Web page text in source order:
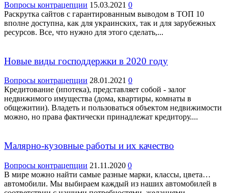
Вопросы контрацепции 15.03.2021 0
Раскрутка сайтов с гарантированным выводом в ТОП 10
вполне доступна, как для украинских, так и для зарубежных
ресурсов. Все, что нужно для этого сделать,...
Новые виды господдержки в 2020 году
Вопросы контрацепции 28.01.2021 0
Кредитование (ипотека), представляет собой - залог
недвижимого имущества (дома, квартиры, комнаты в
общежитии). Владеть и пользоваться объектом недвижимости
можно, но права фактически принадлежат кредитору....
Малярно-кузовные работы и их качество
Вопросы контрацепции 21.11.2020 0
В мире можно найти самые разные марки, классы, цвета…
автомобили. Мы выбираем каждый из наших автомобилей в